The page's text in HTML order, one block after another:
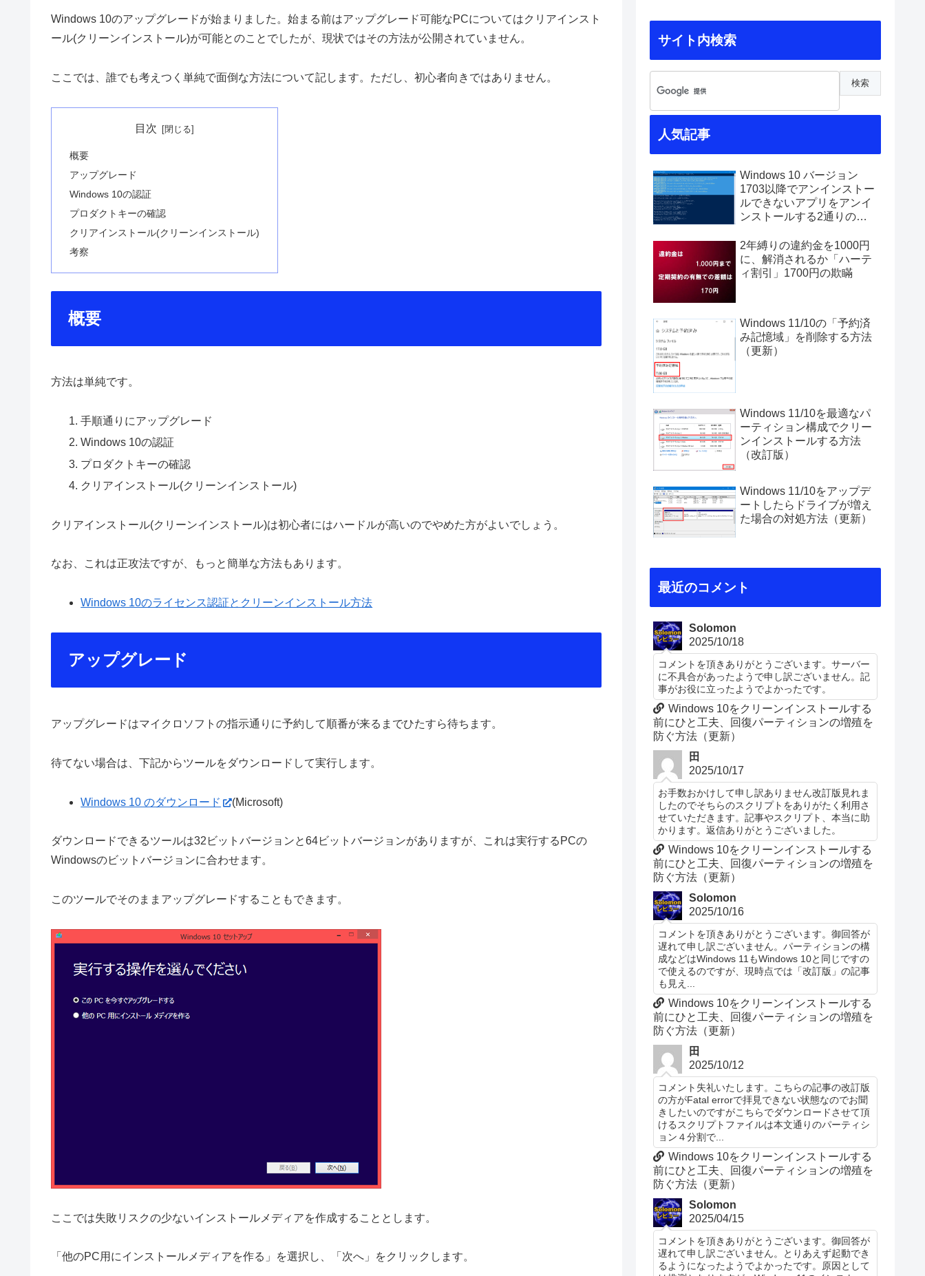
Windows 10のアップグレードが始まりました。始まる前はアップグレード可能なPCについてはクリアインスト
ール(クリーンインストール)が可能とのことでしたが、現状ではその方法が公開されていません。
ここでは、誰でも考えつく単純で面倒な方法について記します。ただし、初心者向きではありません。
目次
概要
アップグレード
Windows 10の認証
プロダクトキーの確認
クリアインストール(クリーンインストール)
考察
概要
方法は単純です。
手順通りにアップグレード
Windows 10の認証
プロダクトキーの確認
クリアインストール(クリーンインストール)
クリアインストール(クリーンインストール)は初心者にはハードルが高いのでやめた方がよいでしょう。
なお、これは正攻法ですが、もっと簡単な方法もあります。
Windows 10のライセンス認証とクリーンインストール方法
アップグレード
アップグレードはマイクロソフトの指示通りに予約して順番が来るまでひたすら待ちます。
待てない場合は、下記からツールをダウンロードして実行します。
Windows 10 のダウンロード (Microsoft)
ダウンロードできるツールは32ビットバージョンと64ビットバージョンがありますが、これは実行するPCの
Windowsのビットバージョンに合わせます。
このツールでそのままアップグレードすることもできます。
ここでは失敗リスクの少ないインストールメディアを作成することとします。
「他のPC用にインストールメディアを作る」を選択し、「次へ」をクリックします。
サイト内検索
人気記事
Windows 10 バージョン
1703以降でアンインストー
ルできないアプリをアンイ
ンストールする2通りの方
2年縛りの違約金を1000円
に、解消されるか「ハーテ
ィ割引」1700円の欺瞞
Windows 11/10の「予約済
み記憶域」を削除する方法
（更新）
Windows 11/10を最適なパ
ーティション構成でクリー
ンインストールする方法
（改訂版）
Windows 11/10をアップデ
ートしたらドライブが増え
た場合の対処方法（更新）
最近のコメント
Solomon
2025/10/18
コメントを頂きありがとうございます。サーバー
に不具合があったようで申し訳ございません。記
事がお役に立ったようでよかったです。
Windows 10をクリーンインストールする
前にひと工夫、回復パーティションの増殖を
防ぐ方法（更新）
田
2025/10/17
お手数おかけして申し訳ありません改訂版見れま
したのでそちらのスクリプトをありがたく利用さ
せていただきます。記事やスクリプト、本当に助
かります。返信ありがとうございました。
Windows 10をクリーンインストールする
前にひと工夫、回復パーティションの増殖を
防ぐ方法（更新）
Solomon
2025/10/16
コメントを頂きありがとうございます。御回答が
遅れて申し訳ございません。パーティションの構
成などはWindows 11もWindows 10と同じですの
で使えるのですが、現時点では「改訂版」の記事
も見え...
Windows 10をクリーンインストールする
前にひと工夫、回復パーティションの増殖を
防ぐ方法（更新）
田
2025/10/12
コメント失礼いたします。こちらの記事の改訂版
の方がFatal errorで拝見できない状態なのでお聞
きしたいのですがこちらでダウンロードさせて頂
けるスクリプトファイルは本文通りのパーティシ
ョン４分割で...
Windows 10をクリーンインストールする
前にひと工夫、回復パーティションの増殖を
防ぐ方法（更新）
Solomon
2025/04/15
コメントを頂きありがとうございます。御回答が
遅れて申し訳ございません。とりあえず起動でき
るようになったようでよかったです。原因として